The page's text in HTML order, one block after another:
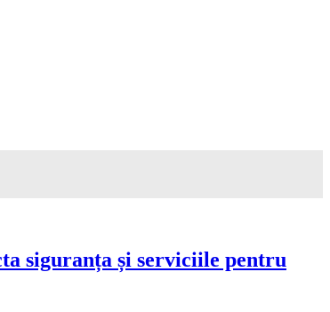
siguranța și serviciile pentru